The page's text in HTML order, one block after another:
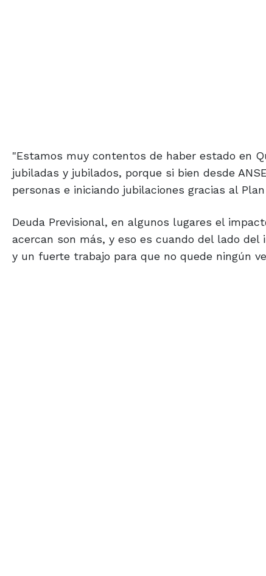
"Estamos muy contentos de haber estado en
jubiladas y jubilados, porque si bien desde
personas e iniciando jubilaciones gracias al
Deuda Previsional, en algunos lugares el
acercan son más, y eso es cuando del lado
y un fuerte trabajo para que no quede ningún